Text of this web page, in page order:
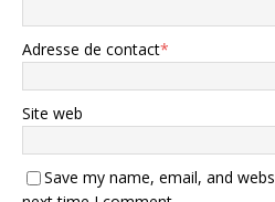
Adresse de contact*
Site web
Save my name, email, and